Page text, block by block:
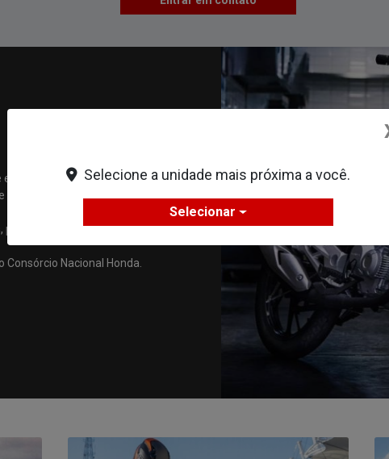
e segurança do modelo de consórcio
uma empresa líder pode
flexíveis e uma das taxas de
Nacional Honda.
Selecione a unidade mais próxima a você.
Selecionar